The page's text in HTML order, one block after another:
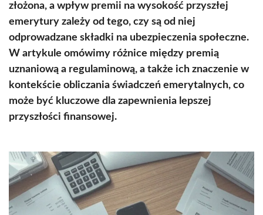
złożona, a wpływ premii na wysokość przyszłej
emerytury zależy od tego, czy są od niej
odprowadzane składki na ubezpieczenia społeczne.
W artykule omówimy różnice między premią
uznaniową a regulaminową, a także ich znaczenie w
kontekście obliczania świadczeń emerytalnych, co
może być kluczowe dla zapewnienia lepszej
przyszłości finansowej.